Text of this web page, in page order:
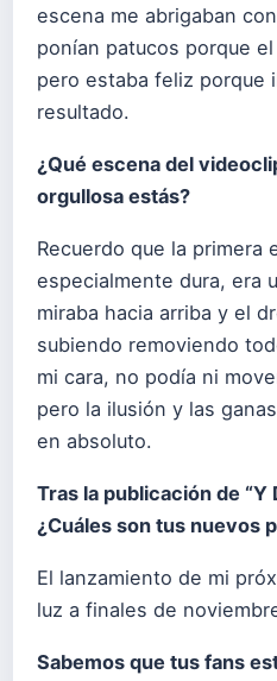
escena me abrigaban
ponían patucos porque
pero estaba feliz porque
resultado.
¿Qué escena del
orgullosa estás?
Recuerdo que la primera
especialmente dura, era
miraba hacia arriba y el
subiendo removiendo
mi cara, no podía ni
pero la ilusión y las
en absoluto.
Tras la publicación de “Y
¿Cuáles son tus nuevos
El lanzamiento de mi
luz a finales de
Sabemos que tus fans